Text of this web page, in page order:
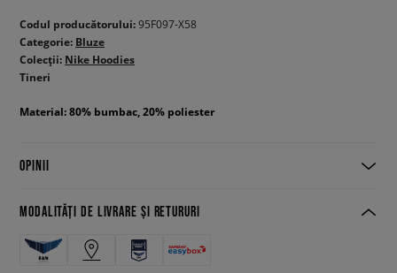
Codul producătorului:95F097-X58
Categorie: Bluze
Colecții: Nike Hoodies
Tineri
Material: 80% bumbac, 20% poliester
OPINII
MODALITĂȚI DE LIVRARE ȘI RETURURI